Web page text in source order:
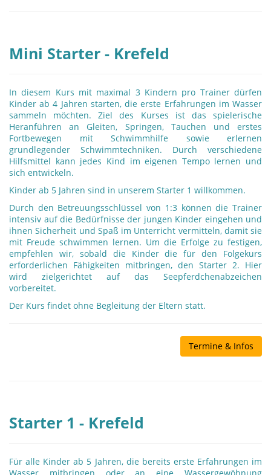
Mini Starter - Krefeld
In diesem Kurs mit maximal 3 Kindern pro Trainer dürfen
Kinder ab 4 Jahren starten, die erste Erfahrungen im Wasser
sammeln möchten. Ziel des Kurses ist das spielerische
Heranführen an Gleiten, Springen, Tauchen und erstes
Fortbewegen mit Schwimmhilfe sowie erlernen
grundlegender Schwimmtechniken. Durch verschiedene
Hilfsmittel kann jedes Kind im eigenen Tempo lernen und
sich entwickeln.
Kinder ab 5 Jahren sind in unserem Starter 1 willkommen.
Durch den Betreuungsschlüssel von 1:3 können die Trainer
intensiv auf die Bedürfnisse der jungen Kinder eingehen und
ihnen Sicherheit und Spaß im Unterricht vermitteln, damit sie
mit Freude schwimmen lernen. Um die Erfolge zu festigen,
empfehlen wir, sobald die Kinder die für den Folgekurs
erforderlichen Fähigkeiten mitbringen, den Starter 2. Hier
wird zielgerichtet auf das Seepferdchenabzeichen
vorbereitet.
Der Kurs findet ohne Begleitung der Eltern statt.
Termine & Infos
Starter 1 - Krefeld
Für alle Kinder ab 5 Jahren, die bereits erste Erfahrungen im